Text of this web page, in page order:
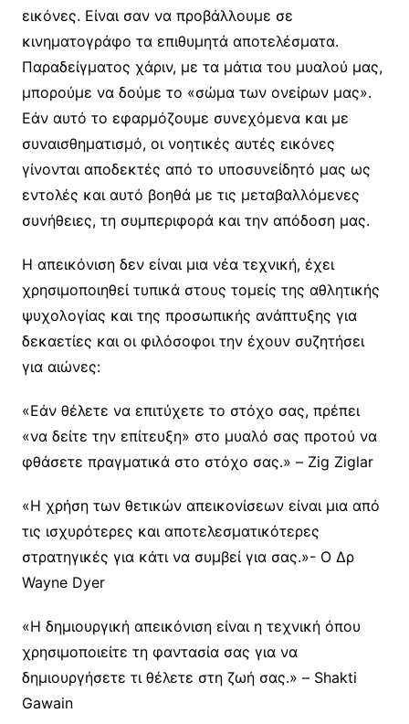
εικόνες. Είναι σαν να προβάλλουμε σε
κινηματογράφο τα επιθυμητά αποτελέσματα.
Παραδείγματος χάριν, με τα μάτια του μυαλού μας,
μπορούμε να δούμε το «σώμα των ονείρων μας».
Εάν αυτό το εφαρμόζουμε συνεχόμενα και με
συναισθηματισμό, οι νοητικές αυτές εικόνες
γίνονται αποδεκτές από το υποσυνείδητό μας ως
εντολές και αυτό βοηθά με τις μεταβαλλόμενες
συνήθειες, τη συμπεριφορά και την απόδοση μας.
Η απεικόνιση δεν είναι μια νέα τεχνική, έχει
χρησιμοποιηθεί τυπικά στους τομείς της αθλητικής
ψυχολογίας και της προσωπικής ανάπτυξης για
δεκαετίες και οι φιλόσοφοι την έχουν συζητήσει
για αιώνες:
«Εάν θέλετε να επιτύχετε το στόχο σας, πρέπει
«να δείτε την επίτευξη» στο μυαλό σας προτού να
φθάσετε πραγματικά στο στόχο σας.» – Zig Ziglar
«Η χρήση των θετικών απεικονίσεων είναι μια από
τις ισχυρότερες και αποτελεσματικότερες
στρατηγικές για κάτι να συμβεί για σας.»- Ο Δρ
Wayne Dyer
«Η δημιουργική απεικόνιση είναι η τεχνική όπου
χρησιμοποιείτε τη φαντασία σας για να
δημιουργήσετε τι θέλετε στη ζωή σας.» – Shakti
Gawain